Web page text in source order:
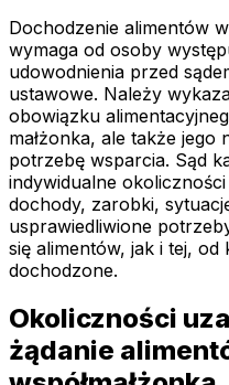
Dochodzenie alimentów
wymaga od osoby
udowodnienia przed
ustawowe. Należy
obowiązku
małżonka, ale także jego
potrzebę wsparcia. Sąd
indywidualne
dochody, zarobki,
usprawiedliwione
się alimentów, jak i tej, od
dochodzone.
Okoliczności
żądanie